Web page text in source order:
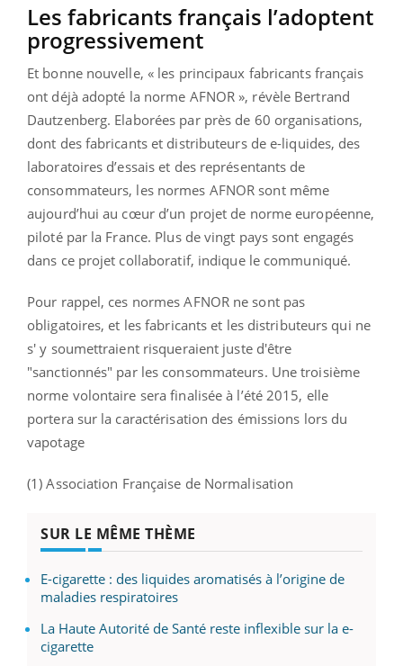
Les fabricants français l’adoptent
progressivement
Et bonne nouvelle, « les principaux fabricants français
ont déjà adopté la norme AFNOR », révèle Bertrand
Dautzenberg. Elaborées par près de 60 organisations,
dont des fabricants et distributeurs de e-liquides, des
laboratoires d’essais et des représentants de
consommateurs, les normes AFNOR sont même
aujourd’hui au cœur d’un projet de norme européenne,
piloté par la France. Plus de vingt pays sont engagés
dans ce projet collaboratif, indique le communiqué.
Pour rappel, ces normes AFNOR ne sont pas
obligatoires, et les fabricants et les distributeurs qui ne
s' y soumettraient risqueraient juste d'être
"sanctionnés" par les consommateurs. Une troisième
norme volontaire sera finalisée à l’été 2015, elle
portera sur la caractérisation des émissions lors du
vapotage
(1) Association Française de Normalisation
SUR LE MÊME THÈME
E-cigarette : des liquides aromatisés à l’origine de
maladies respiratoires
La Haute Autorité de Santé reste inflexible sur la e-
cigarette